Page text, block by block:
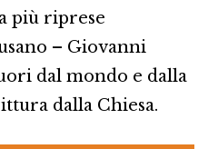
più riprese
– Giovanni
dal mondo e dalla
dalla Chiesa.